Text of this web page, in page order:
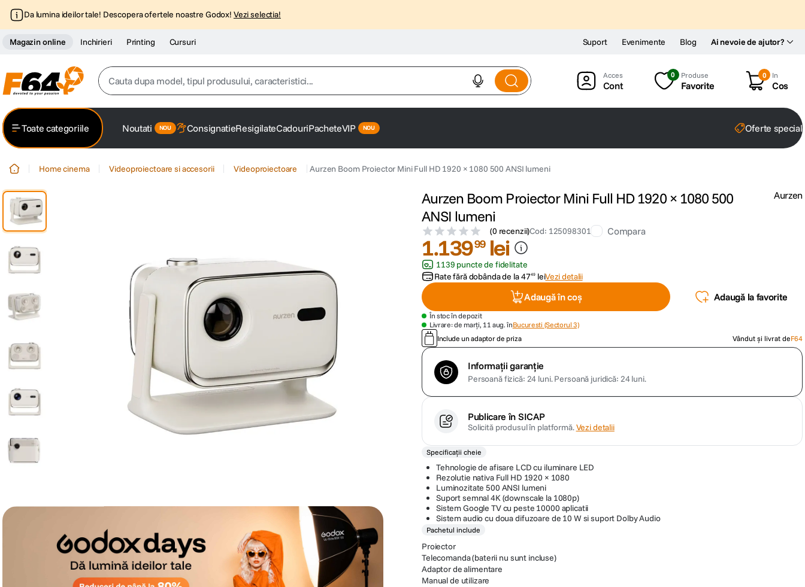
Da lumina ideilor tale! Descopera ofertele noastre Godox! Vezi selectia!
Magazin online Inchirieri Printing Cursuri Ai nevoie de ajutor?
Suport Evenimente Blog
Cauta dupa model, tipul produsului, caracteristici...
2. trepied
canon sx740 hs
.
. card memorie
dji mic mini
dji osmo
10. insta 360
Cont
0 Produse
Favorite
0 In
Cos
Toate categoriile Noutati ConsignatieResigilateCadouriPacheteVIP Oferte
Home cinema Videoproiectoare si accesorii Videoproiectoare Aurzen Boom Proiector Mini Full HD 1920 × 1080 500 ANSI lumeni
Aurzen Boom Proiector Mini Full HD 1920 × 1080 500
ANSI lumeni
(0 recenzii)Cod: 125098301 Compara
Aurzen
1.13999 lei
1139 puncte de fidelitate
Rate fără dobânda de la4749 leiVezi detalii
Adaugă în coș Adaugă la favorite
În stoc în depozit
Livrare: de marți, 11 aug. înBucuresti (Sectorul 3)
Include un adaptor de priza
Vândut și livrat deF64
Informații garanție
Persoană fizică: 24 luni.Persoană juridică: 24 luni.
Publicare în SICAP
Solicită produsul în platformă.Vezi detalii
Specificații cheie
Tehnologie de afisare LCD cu iluminare LED
Rezolutie nativa Full HD 1920 × 1080
Luminozitate 500 ANSI lumeni
Suport semnal 4K (downscale la 1080p)
Sistem Google TV cu peste 10000 aplicatii
Sistem audio cu doua difuzoare de 10 W si suport Dolby Audio
Pachetul include
Proiector
Telecomanda (baterii nu sunt incluse)
Adaptor de alimentare
Manual de utilizare